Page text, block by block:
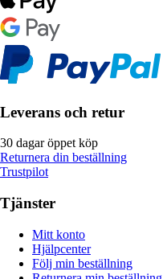
Leverans och retur
30 dagar öppet köp
Returnera din beställning
Trustpilot
Tjänster
Mitt konto
Hjälpcenter
Följ min beställning